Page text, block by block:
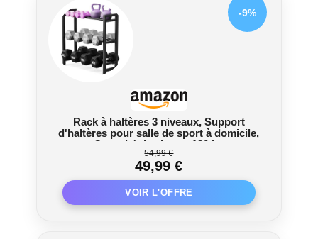
rangement pour disques de poids, offrant un
espace de rangement pratique et améliorant la
stabilité du support pendant l'entraînement.
Construction robuste et durable: Fabriqué avec
des profilés en acier de 50x50 mm et un
l'usure, ce support d'haltères vous garantit des
qualité.
Rack à haltères 3 niveaux, Support
d'haltères pour salle de sport à domicile,
Capacité de charge 180 kg
54,99 €
49,99 €
-9%